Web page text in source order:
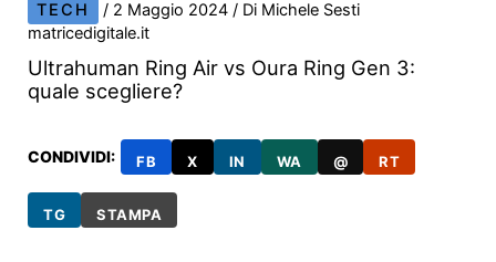
TECH / 2 Maggio 2024/ Di Michele Sesti
matricedigitale.it
Ultrahuman Ring Air vs Oura Ring Gen 3:
quale scegliere?
CONDIVIDI: FB X IN WA @ RT
TG STAMPA